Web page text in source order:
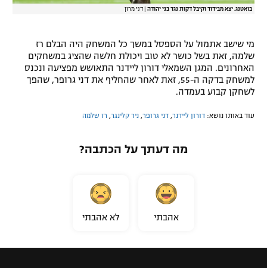
בואטנג. יצא מבידוד וקיבל דקות נגד בני יהודה דני מרון
מי שישב אתמול על הספסל במשך כל המשחק היה הבלם רז
שלמה, זאת בשל כושר לא טוב ויכולת חלשה שהציג במשחקים
האחרונים. המגן השמאלי דורון ליידנר התאושש מפציעה ונכנס
למשחק בדקה ה-55, זאת לאחר שהחליף את דני גרופר, שהפך
לשחקן קבוע בעמדה.
עוד באותו נושא: דורון ליידנר דני גרופר ניר קלינגר רז שלמה
מה דעתך על הכתבה?
אהבתי לא אהבתי